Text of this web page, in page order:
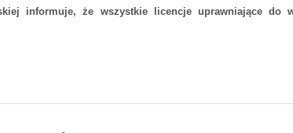
informuje, że wszystkie licencje uprawniające do